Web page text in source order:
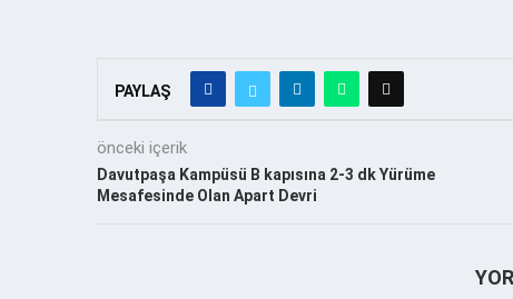
PAYLAŞ
önceki içerik
Davutpaşa Kampüsü B kapısına 2-3 dk Yürüme
Mesafesinde Olan Apart Devri